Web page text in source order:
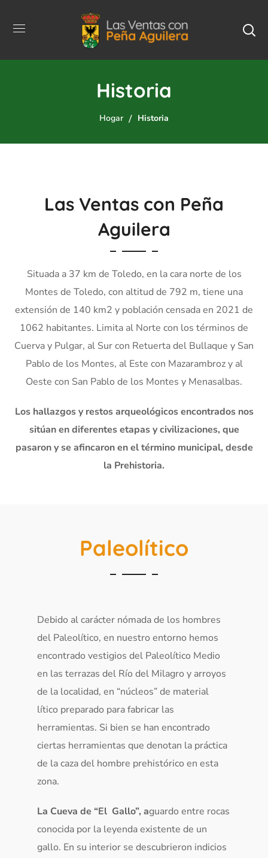
Historia
Hogar Historia
Las Ventas con Peña
Aguilera
Situada a 37 km de Toledo, en la cara norte de los
Montes de Toledo, con altitud de 792 m, tiene una
extensión de 140 km2 y población censada en 2021 de
1062 habitantes. Limita al Norte con los términos de
Cuerva y Pulgar, al Sur con Retuerta del Bullaque y San
Pablo de los Montes, al Este con Mazarambroz y al
Oeste con San Pablo de los Montes y Menasalbas.
Los hallazgos y restos arqueológicos encontrados nos
sitúan en diferentes etapas y civilizaciones, que
pasaron y se afincaron en el término municipal, desde
la Prehistoria.
Paleolítico
Debido al carácter nómada de los hombres
del Paleolítico, en nuestro entorno hemos
encontrado vestigios del Paleolítico Medio
en las terrazas del Río del Milagro y arroyos
de la localidad, en “núcleos” de material
lítico preparado para fabricar las
herramientas. Si bien se han encontrado
ciertas herramientas que denotan la práctica
de la caza del hombre prehistórico en esta
zona.
La Cueva de “El Gallo”, aguardo entre rocas
conocida por la leyenda existente de un
gallo. En su interior se descubrieron indicios